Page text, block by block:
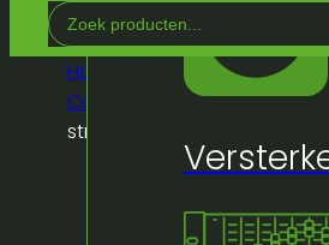
Search
...
Home
Winkel Licht &
Co², effecten /Confetti/
streamers pink